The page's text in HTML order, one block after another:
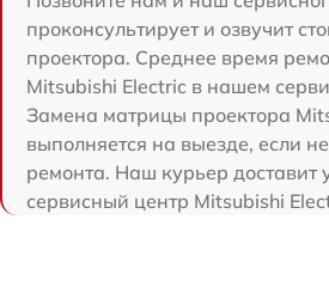
проконсультирует и озвучит
проектора. Среднее время
Mitsubishi Electric в нашем
Замена матрицы проектора
выполняется на выезде, если
ремонта. Наш курьер доставит
сервисный центр Mitsubishi